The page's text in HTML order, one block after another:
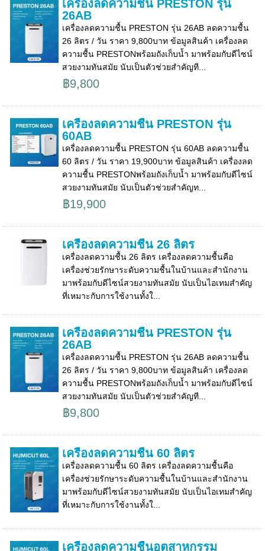
เครื่องลดความชื้น PRESTON รุ่น
26AB
เครื่องลดความชื้น PRESTON รุ่น 26AB ลดความชื้น
26 ลิตร / วัน ราคา 9,800บาท ข้อมูลสินค้า เครื่องลด
ความชื้น PRESTONพร้อมถังเก็บน้ำ มาพร้อมกับดีไซน์
สวยงามทันสมัย นับเป็นตัวช่วยสำคัญที...
฿9,800
เครื่องลดความชื้น PRESTON รุ่น
60AB
เครื่องลดความชื้น PRESTON รุ่น 60AB ลดความชื้น
60 ลิตร / วัน ราคา 19,900บาท ข้อมูลสินค้า เครื่องลด
ความชื้น PRESTONพร้อมถังเก็บน้ำ มาพร้อมกับดีไซน์
สวยงามทันสมัย นับเป็นตัวช่วยสำคัญท...
฿19,900
เครื่องลดความชื้น 26 ลิตร
เครื่องลดความชื้น 26 ลิตร เครื่องลดความชื้นคือ
เครื่องช่วยรักษาระดับความชื้นในบ้านและสำนักงาน
มาพร้อมกับดีไซน์สวยงามทันสมัย นับเป็นไอเทมสำคัญ
ที่เหมาะกับการใช้งานทั้งใ...
เครื่องลดความชื้น PRESTON รุ่น
26AB
เครื่องลดความชื้น PRESTON รุ่น 26AB ลดความชื้น
26 ลิตร / วัน ราคา 9,800บาท ข้อมูลสินค้า เครื่องลด
ความชื้น PRESTONพร้อมถังเก็บน้ำ มาพร้อมกับดีไซน์
สวยงามทันสมัย นับเป็นตัวช่วยสำคัญที...
฿9,800
เครื่องลดความชื้น 60 ลิตร
เครื่องลดความชื้น 60 ลิตร เครื่องลดความชื้นคือ
เครื่องช่วยรักษาระดับความชื้นในบ้านและสำนักงาน
มาพร้อมกับดีไซน์สวยงามทันสมัย นับเป็นไอเทมสำคัญ
ที่เหมาะกับการใช้งานทั้งใ...
เครื่องลดความชื้นอุตสาหกรรม